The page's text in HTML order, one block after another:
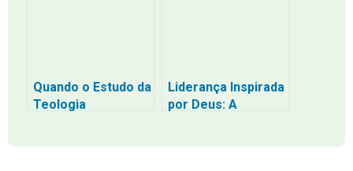
Quando o Estudo da
Teologia
Liderança Inspirada
por Deus: A